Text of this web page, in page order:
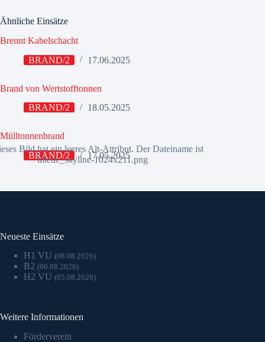
Ähnliche Einsätze
Brennt Kabelschacht
BRAND/2
17.06.2025
Brand von Wertstofftonnen
BRAND/2
18.05.2025
Mülltonnenbrand
BRAND/2
17.05.2025
Neueste Einsätze
H1 VU (08.08.2026)
B2 (06.08.2026)
H2 VU (05.08.2026)
Weitere Informationen
Förderverein